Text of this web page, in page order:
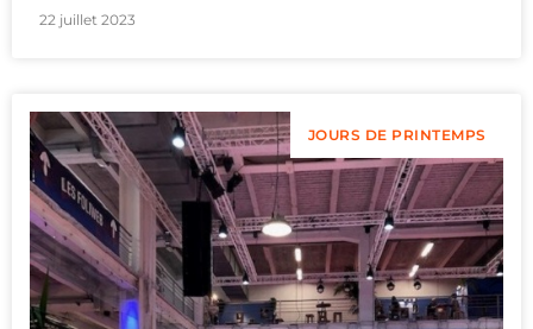
22 juillet 2023
JOURS DE PRINTEMPS